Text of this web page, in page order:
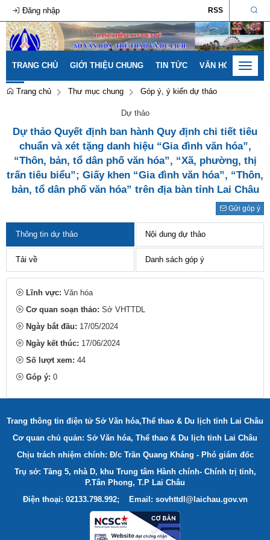
RSS
Đăng nhập
TRANG CHỦ GIỚI THIỆU CHUNG TIN TỨC VĂN HÓA - GIA
Toggle
Trang chủ
Thư mục chung Góp ý, ý kiến dự thảo
Dự thảo
Dự thảo Quyết định ban hành Quy định chi tiết tiêu
chuẩn và xét tặng danh hiệu “Gia đình văn hóa”,
“Thôn, bản, tổ dân phố văn hóa”, “Xã, phường, thị
trấn tiêu biểu”; Giấy khen “Gia đình văn hóa”, “Thôn,
bản, tổ dân phố văn hóa” trên địa bàn tỉnh Lai Châu
Thông tin dự thảo Nội dung dự thảo
Tải về Danh sách góp ý
Lĩnh vực: Văn hóa
Cơ quan soạn thảo: Sở VHTTDL
Ngày bắt đầu: 17/05/2024
Ngày kết thúc: 17/06/2024
Số lượt xem: 44
Góp ý: 0
Gửi góp ý
Trang thông tin điện tử Sở Văn hóa,Thể thao & Du lịch tỉnh Lai Châu
Cơ quan chủ quản: Sở Văn hóa, Thể thao & Du lịch tỉnh Lai Châu
Chịu trách nhiệm chính: Đ/c Trần Quang Kháng - Phó giám đốc
Trụ sở: Tầng 5, nhà D, khu Trung tâm Hành chính- Chính trị tỉnh,
P.Tân Phong, T.P Lai Châu
Điện thoại: 02133.798.992; Email: sovhttdl@laichau.gov.vn